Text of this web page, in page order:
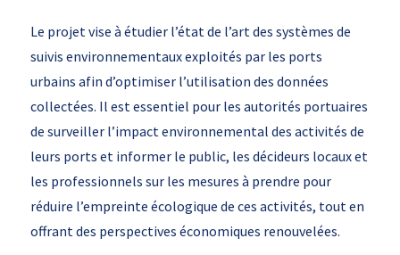
Le projet vise à étudier l’état de l’art des systèmes de
suivis environnementaux exploités par les ports
urbains afin d’optimiser l’utilisation des données
collectées. Il est essentiel pour les autorités portuaires
de surveiller l’impact environnemental des activités de
leurs ports et informer le public, les décideurs locaux et
les professionnels sur les mesures à prendre pour
réduire l’empreinte écologique de ces activités, tout en
offrant des perspectives économiques renouvelées.